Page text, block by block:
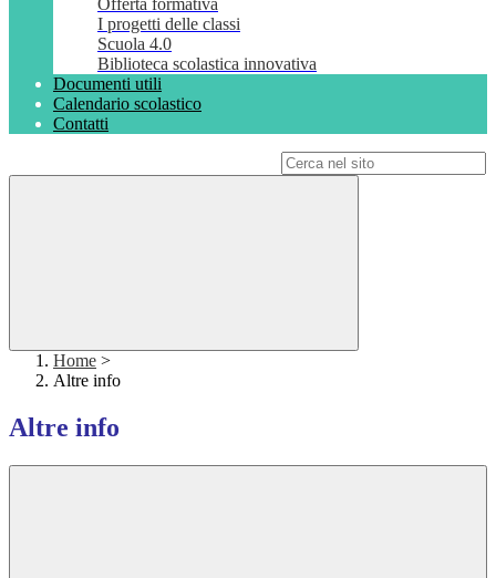
Offerta formativa
I progetti delle classi
Scuola 4.0
Biblioteca scolastica innovativa
Documenti utili
Calendario scolastico
Contatti
Home >
Altre info
Altre info